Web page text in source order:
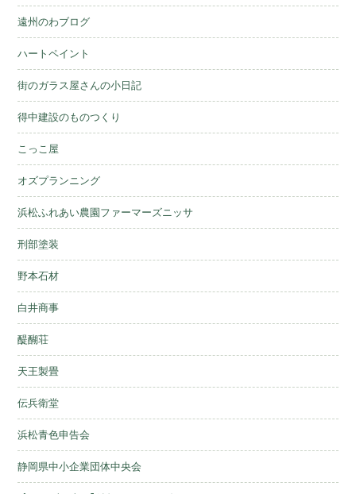
遠州のわブログ
ハートペイント
街のガラス屋さんの小日記
得中建設のものつくり
こっこ屋
オズプランニング
浜松ふれあい農園ファーマーズニッサ
刑部塗装
野本石材
白井商事
醍醐荘
天王製畳
伝兵衛堂
浜松青色申告会
静岡県中小企業団体中央会